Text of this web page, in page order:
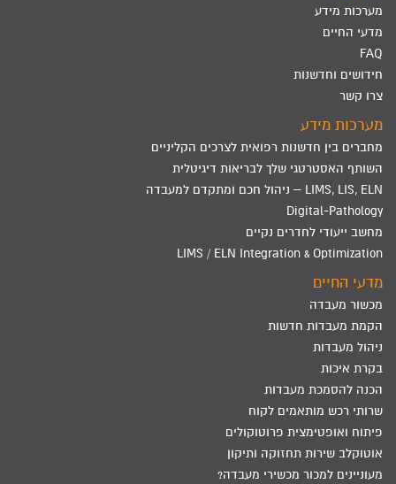
מערכות מידע
מדעי החיים
FAQ
חידושים וחדשנות
צרו קשר
מערכות מידע
מחברים בין חדשנות רפואית לצרכים הקליניים
השותף האסטרטגי שלך לבריאות דיגיטלית
LIMS, LIS, ELN – ניהול חכם ומתקדם למעבדה
Digital-Pathology
מחשב ייעודי לחדרים נקיים
LIMS / ELN Integration & Optimization
מדעי החיים
מכשור מעבדה
הקמת מעבדות חדשות
ניהול מעבדות
בקרת איכות
הכנה להסמכת מעבדות
שרותי רכש מותאמים לקוח
פיתוח ואופטימצית פרוטוקולים
אוטוקלב שירות תחזוקה ותיקון
מעוניינים למכור מכשירי מעבדה?